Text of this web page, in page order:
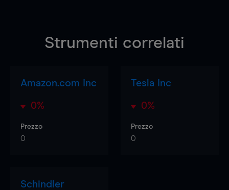
Strumenti correlati
Amazon.com Inc
0%
Prezzo
0
Tesla Inc
0%
Prezzo
0
Schindler